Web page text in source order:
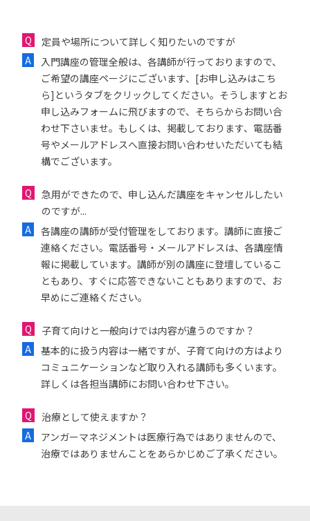
定員や場所について詳しく知りたいのですが
入門講座の管理全般は、各講師が行っておりますので、
ご希望の講座ページにございます、[お申し込みはこち
ら]というタブをクリックしてください。そうしますとお
申し込みフォームに飛びますので、そちらからお問い合
わせ下さいませ。もしくは、掲載しております、電話番
号やメールアドレスへ直接お問い合わせいただいても結
構でございます。
急用ができたので、申し込んだ講座をキャンセルしたい
のですが...
各講座の講師が受付管理をしております。講師に直接ご
連絡ください。電話番号・メールアドレスは、各講座情
報に掲載しています。講師が別の講座に登壇しているこ
ともあり、すぐに応答できないこともありますので、お
早めにご連絡ください。
子育て向けと一般向けでは内容が違うのですか？
基本的に扱う内容は一緒ですが、子育て向けの方はより
コミュニケーションなど取り入れる講師も多くいます。
詳しくは各担当講師にお問い合わせ下さい。
治療として使えますか？
アンガーマネジメントは医療行為ではありませんので、
治療ではありませんことをあらかじめご了承ください。